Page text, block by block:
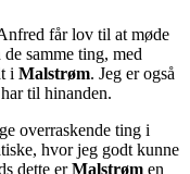
får lov til at møde
samme ting, med
i Malstrøm. Jeg er også
til hinanden.
overraskende ting i
hvor jeg godt kunne
dette erMalstrøm en